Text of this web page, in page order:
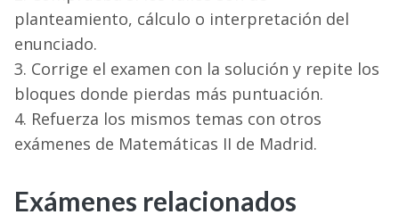
planteamiento, cálculo o interpretación del
enunciado.
Corrige el examen con la solución y repite los
bloques donde pierdas más puntuación.
Refuerza los mismos temas con otros
exámenes de Matemáticas II de Madrid.
Exámenes relacionados